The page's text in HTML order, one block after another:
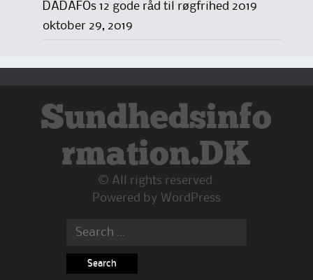
DADAFOs 12 gode råd til røgfrihed 2019
oktober 29, 2019
Sundhedsinfo
rmation.DK
© All rights reserved.
Powered by WordPress
Search